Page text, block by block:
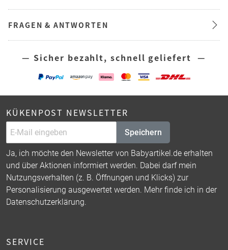
FRAGEN & ANTWORTEN
— Sicher bezahlt, schnell geliefert —
KÜKENPOST NEWSLETTER
Speichern
Ja, ich möchte den Newsletter von Babyartikel.de erhalten
und über Aktionen informiert werden. Dabei darf mein
Nutzungsverhalten (z. B. Öffnungen und Klicks) zur
Personalisierung ausgewertet werden. Mehr finde ich in der
Datenschutzerklärung.
SERVICE